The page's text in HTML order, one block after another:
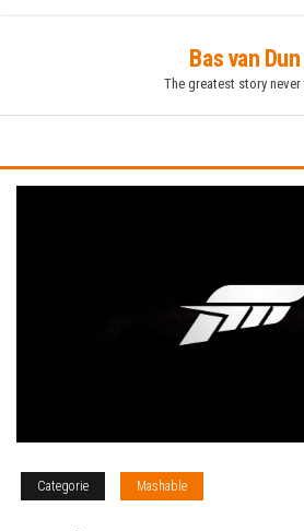
inhoud
Bas van Dun
The greatest story never
Categorie Mashable